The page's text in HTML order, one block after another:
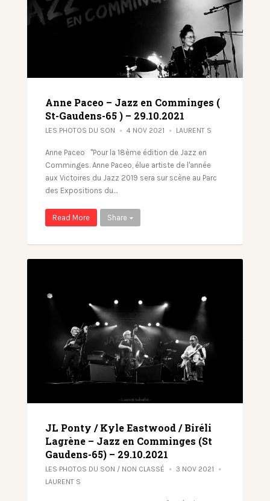
Anne Paceo – Jazz en Comminges (
St-Gaudens-65 ) – 29.10.2021
LES PHOTOS DU SON 4 NOV 2021 LAURENT S
Anne Paceo "Pour la 18ème édition de Jazz en
Comminges. Anne Paceo, élue artiste de l'année
aux Victoires du Jazz 2019 sera sur scène au Parc
des Expositions du…
Read More Share
JL Ponty / Kyle Eastwood / Biréli
Lagrène – Jazz en Comminges (St
Gaudens-65) – 29.10.2021
LES PHOTOS DU SON / NON CLASSÉ
3 NOV 2021
LAURENT S